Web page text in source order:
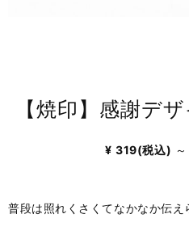
【焼印】感謝デ
¥ 319(税込) ～
普段は照れくさくてなかなか伝え